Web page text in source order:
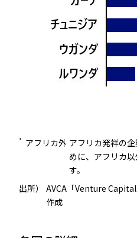
* アフリカ外 アフリカ発祥の
めに、アフリカ
す。
出所）
AVCA「Venture
作成